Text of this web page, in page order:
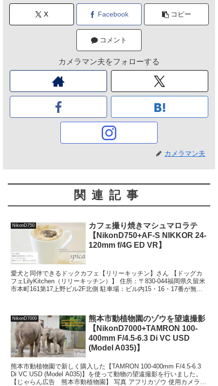
X Facebook コピー
コメント
カメラマン夫をフォローする
カメラマン夫
関連記事
NikonD750
カフェ撮り焼きマシュマロラテ
【NikonD750+AF-S NIKKOR 24-
120mm f/4G ED VR】
愛犬と同伴できるドックカフェ【リリーキッチン】さん 【ドッグカ
フェLilyKitchen（リリーキッチン）】 住所：〒830-044福岡県久留米
市本町161第17上野ビル2F北側 駐車場：ビル内15・16・17番が無料
NikonD7000
熊本市動植物園のゾウを望遠撮影
【NikonD7000+TAMRON 100-
400mm F/4.5-6.3 Di VC USD
(Model A035)】
熊本市動植物園で新しく購入した【TAMRON 100-400mm F/4.5-6.3
Di VC USD (Model A035)】を使って動物の望遠撮影を行いました。
【じゃらん広告 熊本市動植物園】 写真 アフリカゾウ 使用カメラ